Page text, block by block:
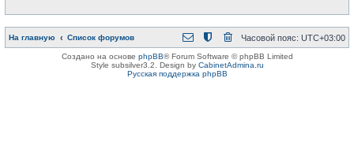
На главную Список форумов Часовой пояс: UTC+03:00
Создано на основе phpBB® Forum Software © phpBB Limited
Style subsilver3.2. Design by CabinetAdmina.ru
Русская поддержка phpBB